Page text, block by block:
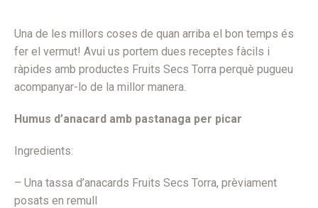
Una de les millors coses de quan arriba el bon temps és
fer el vermut! Avui us portem dues receptes fàcils i
ràpides amb productes Fruits Secs Torra perquè pugueu
acompanyar-lo de la millor manera.
Humus d’anacard amb pastanaga per picar
Ingredients:
– Una tassa d’anacards Fruits Secs Torra, prèviament
posats en remull